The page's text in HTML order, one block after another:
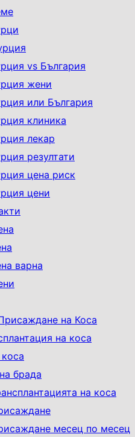
vs България
жени
или България
клиника
лекар
резултати
цена риск
цени
варна
на Коса
на коса
брада
на коса
месец по месец